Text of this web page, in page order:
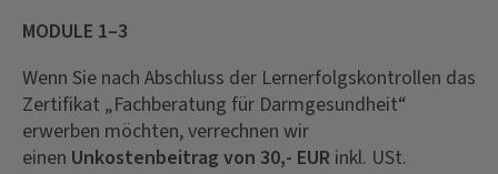
MODULE 1–3
Wenn Sie nach Abschluss der Lernerfolgskontrollen das
Zertifikat „Fachberatung für Darmgesundheit“
erwerben möchten, verrechnen wir
einen Unkostenbeitrag von 30,- EUR inkl. USt.